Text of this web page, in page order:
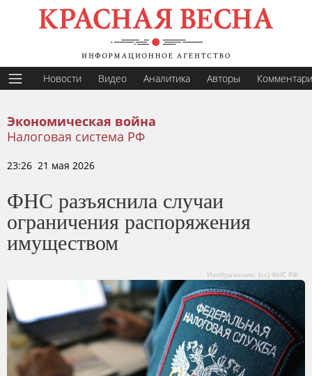
Новости Видео Аналитика Авторы
Экономическая война
Налоговая система РФ
23:26 21 мая 2026
ФНС разъяснила случаи
ограничения распоряжения
имуществом
Изображение: (сс) ФНС РФ